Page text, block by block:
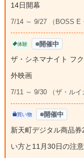
14日開幕
7/14 ～ 9/27 （BOSS E
体験 開催中
ザ・シネマナイト フ
外映画
7/11 ～ 9/30 （ザ・ルイ
買い物 開催中
新天町デジタル商品
い方と11月30日の注